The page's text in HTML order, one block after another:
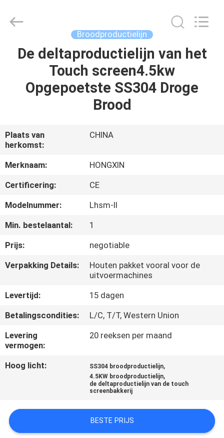
HUIS
PRODUCTEN
SHOW
OVER
ONS
KWALITEITSCONTROLE
CONTACT
MET
ONS
OP
VRAAG
EEN
Reserved.
Broodproductielijn
De deltaproductielijn van het
Touch screen4.5kw
Opgepoetste SS304 Droge
Brood
Plaats van
herkomst:
CHINA
Merknaam:
HONGXIN
Certificering:
CE
Modelnummer:
Lhsm-II
Min. bestelaantal:
1
Prijs:
negotiable
Verpakking Details:
Houten pakket vooral voor de
uitvoermachines
Levertijd:
15 dagen
Betalingscondities:
L/C, T/T, Western Union
Levering
vermogen:
20 reeksen per maand
Hoog licht: SS304 broodproductielijn,
4.5KW broodproductielijn,
de deltaproductielijn van de touch
screenbakkerij
BESTE PRIJS